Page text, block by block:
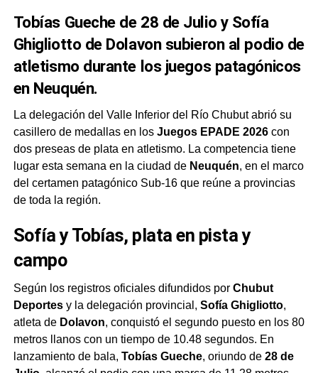
Tobías Gueche de 28 de Julio y Sofía
Ghigliotto de Dolavon subieron al podio de
atletismo durante los juegos patagónicos
en Neuquén.
La delegación del Valle Inferior del Río Chubut abrió su
casillero de medallas en los Juegos EPADE 2026con
dos preseas de plata en atletismo. La competencia tiene
lugar esta semana en la ciudad de Neuquén, en el marco
del certamen patagónico Sub-16 que reúne a provincias
de toda la región.
Sofía y Tobías, plata en pista y
campo
Según los registros oficiales difundidos por Chubut
Deportesy la delegación provincial, Sofía Ghigliotto,
atleta de Dolavon, conquistó el segundo puesto en los 80
metros llanos con un tiempo de 10.48 segundos. En
lanzamiento de bala, Tobías Gueche, oriundo de 28 de